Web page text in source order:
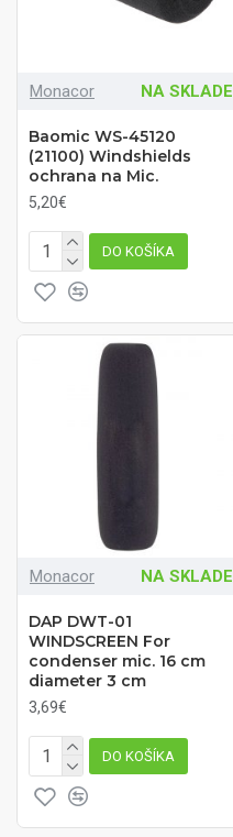
Monacor NA SKLADE
Baomic WS-45120
(21100) Windshields
ochrana na Mic.
5,20€
DO KOŠÍKA
Monacor NA SKLADE
DAP DWT-01
WINDSCREEN For
condenser mic. 16 cm
diameter 3 cm
3,69€
DO KOŠÍKA